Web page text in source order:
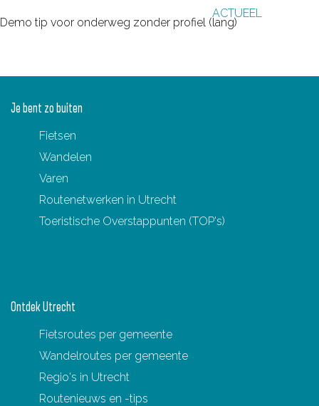
g
ACTUEEL
Demo tip voor onderweg zonder profiel (lang)
Je bent zo buiten
Fietsen
Wandelen
Varen
Routenetwerken in Utrecht
Toeristische Overstappunten (TOP's)
Ontdek Utrecht
Fietsroutes per gemeente
Wandelroutes per gemeente
Regio's in Utrecht
Routenieuws en -tips